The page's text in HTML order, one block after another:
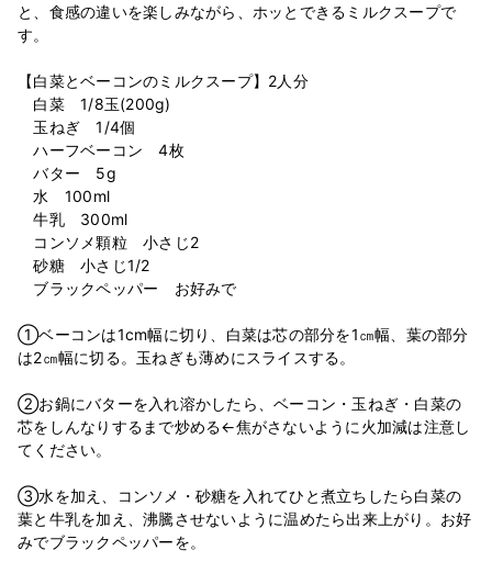
と、食感の違いを楽しみながら、ホッとできるミルクスープで
す。
【白菜とベーコンのミルクスープ】2人分
白菜 1/8玉(200g)
玉ねぎ 1/4個
ハーフベーコン 4枚
バター 5g
水 100ml
牛乳 300ml
コンソメ顆粒 小さじ2
砂糖 小さじ1/2
ブラックペッパー お好みで
①ベーコンは1cm幅に切り、白菜は芯の部分を1㎝幅、葉の部分
は2㎝幅に切る。玉ねぎも薄めにスライスする。
②お鍋にバターを入れ溶かしたら、ベーコン・玉ねぎ・白菜の
芯をしんなりするまで炒める←焦がさないように火加減は注意し
てください。
③水を加え、コンソメ・砂糖を入れてひと煮立ちしたら白菜の
葉と牛乳を加え、沸騰させないように温めたら出来上がり。お好
みでブラックペッパーを。